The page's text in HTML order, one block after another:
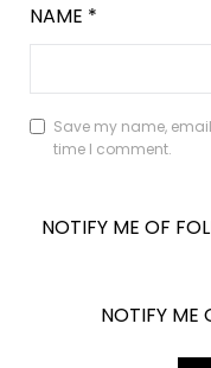
NAME *
Save my name,
time I comment.
NOTIFY ME OF
NOTIFY ME